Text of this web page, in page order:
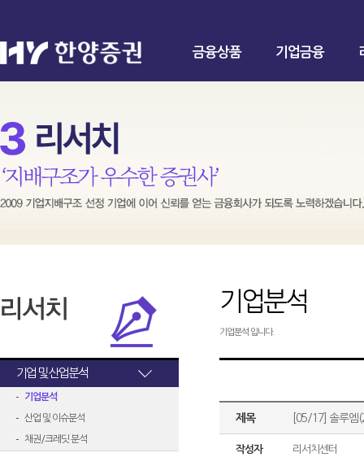
금융상품 기업금융
기업 및 산업분석
기업분석
산업 및 이슈분석
채권/크레딧 분석
기업분석
기업분석 입니다.
제목 [05/17] 솔루엠
작성자 리서치센터